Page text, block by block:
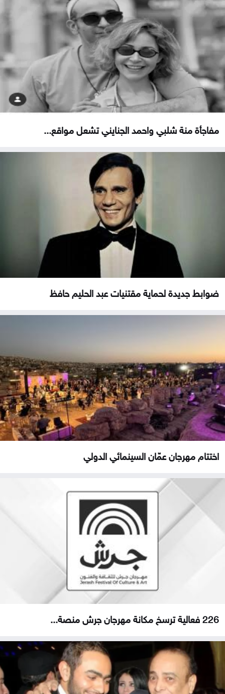
مفاجأة منة شلبي واحمد الجنايني تشعل مواقع...
ضوابط جديدة لحماية مقتنيات عبد الحليم حافظ
اختتام مهرجان عمّان السينمائي الدولي
226 فعالية ترسخ مكانة مهرجان جرش منصة...